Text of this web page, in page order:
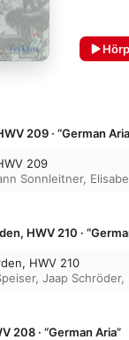
209 · “German
209
Sonnleitner,
HWV 210 ·
HWV 210
, Jaap Schröder,
208 · “German Aria”